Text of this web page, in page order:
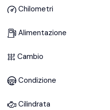
Chilometri
Alimentazione
Cambio
Condizione
Cilindrata